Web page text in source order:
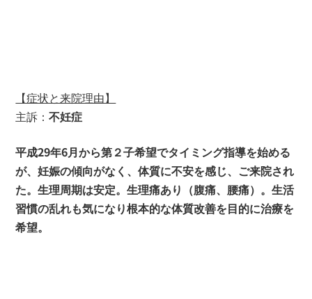
【症状と来院理由】
主訴：不妊症
平成29年6月から第２子希望でタイミング指導を始める
が、妊娠の傾向がなく、体質に不安を感じ、ご来院され
た。生理周期は安定。生理痛あり（腹痛、腰痛）。生活
習慣の乱れも気になり根本的な体質改善を目的に治療を
希望。